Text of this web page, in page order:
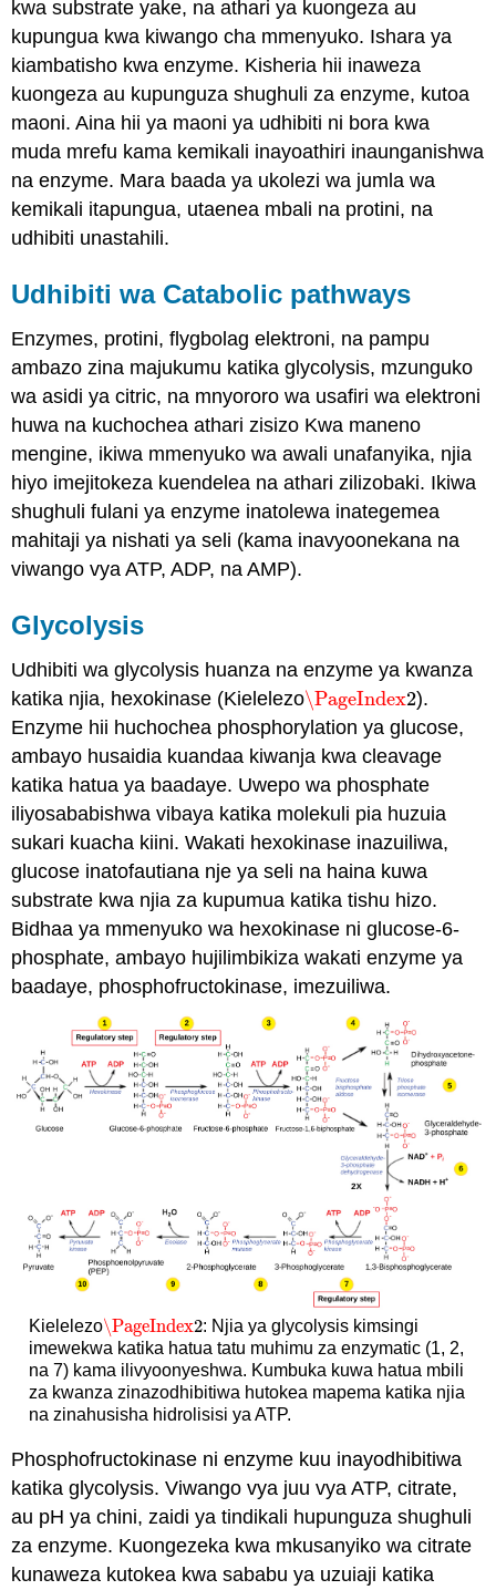
kwa substrate yake, na athari ya kuongeza au
kupungua kwa kiwango cha mmenyuko. Ishara ya
kiambatisho kwa enzyme. Kisheria hii inaweza
kuongeza au kupunguza shughuli za enzyme, kutoa
maoni. Aina hii ya maoni ya udhibiti ni bora kwa
muda mrefu kama kemikali inayoathiri inaunganishwa
na enzyme. Mara baada ya ukolezi wa jumla wa
kemikali itapungua, utaenea mbali na protini, na
udhibiti unastahili.
Udhibiti wa Catabolic pathways
Enzymes, protini, flygbolag elektroni, na pampu
ambazo zina majukumu katika glycolysis, mzunguko
wa asidi ya citric, na mnyororo wa usafiri wa elektroni
huwa na kuchochea athari zisizo Kwa maneno
mengine, ikiwa mmenyuko wa awali unafanyika, njia
hiyo imejitokeza kuendelea na athari zilizobaki. Ikiwa
shughuli fulani ya enzyme inatolewa inategemea
mahitaji ya nishati ya seli (kama inavyoonekana na
viwango vya ATP, ADP, na AMP).
Glycolysis
Udhibiti wa glycolysis huanza na enzyme ya kwanza
katika njia, hexokinase (Kielelezo\PageIndex2
\PageIndex2).
Enzyme hii huchochea phosphorylation ya glucose,
ambayo husaidia kuandaa kiwanja kwa cleavage
katika hatua ya baadaye. Uwepo wa phosphate
iliyosababishwa vibaya katika molekuli pia huzuia
sukari kuacha kiini. Wakati hexokinase inazuiliwa,
glucose inatofautiana nje ya seli na haina kuwa
substrate kwa njia za kupumua katika tishu hizo.
Bidhaa ya mmenyuko wa hexokinase ni glucose-6-
phosphate, ambayo hujilimbikiza wakati enzyme ya
baadaye, phosphofructokinase, imezuiliwa.
Kielelezo\PageIndex2
\PageIndex2: Njia ya glycolysis kimsingi
imewekwa katika hatua tatu muhimu za enzymatic (1, 2,
na 7) kama ilivyoonyeshwa. Kumbuka kuwa hatua mbili
za kwanza zinazodhibitiwa hutokea mapema katika njia
na zinahusisha hidrolisisi ya ATP.
Phosphofructokinase ni enzyme kuu inayodhibitiwa
katika glycolysis. Viwango vya juu vya ATP, citrate,
au pH ya chini, zaidi ya tindikali hupunguza shughuli
za enzyme. Kuongezeka kwa mkusanyiko wa citrate
kunaweza kutokea kwa sababu ya uzuiaji katika